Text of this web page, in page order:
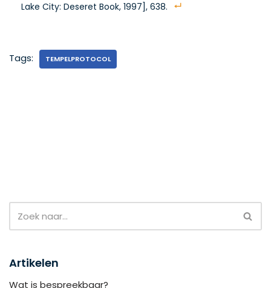
Lake City: Deseret Book, 1997], 638.
Tags: TEMPELPROTOCOL
Artikelen
Wat is bespreekbaar?